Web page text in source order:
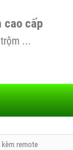
cao cấp
...
kèm remote